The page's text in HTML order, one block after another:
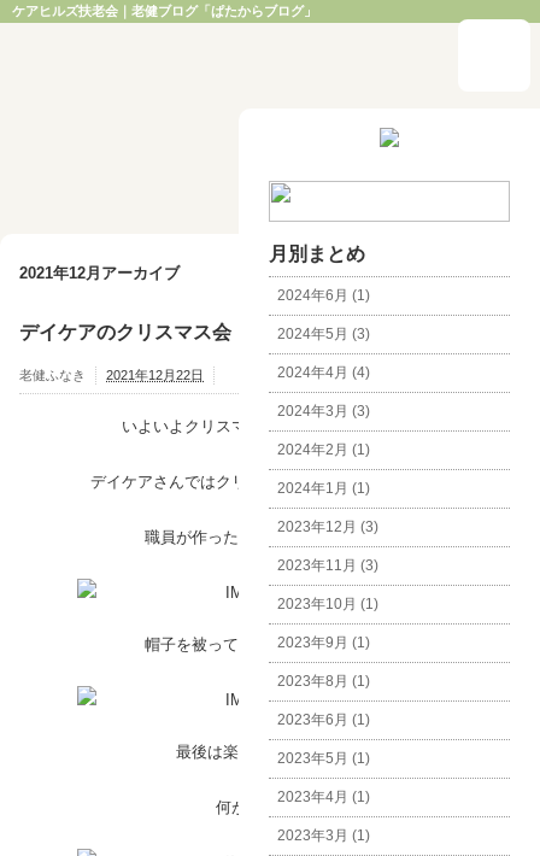
ケアヒルズ扶老会｜老健ブログ「ぱたからブログ」
2021年12月アーカイブ
デイケアのクリスマス会
老健ふなき 2021年12月22日
いよいよクリスマスが近づいてきました。
デイケアさんではクリスマス会が開かれています。
職員が作ったわたあめを食べたり、
帽子を被って気分を上げてみたり、
最後は楽しいビンゴ大会！
何が当たるかな
月別まとめ
2024年6月 (1)
2024年5月 (3)
2024年4月 (4)
2024年3月 (3)
2024年2月 (1)
2024年1月 (1)
2023年12月 (3)
2023年11月 (3)
2023年10月 (1)
2023年9月 (1)
2023年8月 (1)
2023年6月 (1)
2023年5月 (1)
2023年4月 (1)
2023年3月 (1)